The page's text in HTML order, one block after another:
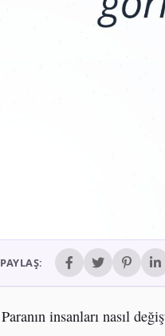
PAYLAŞ:
Paranın insanları nasıl